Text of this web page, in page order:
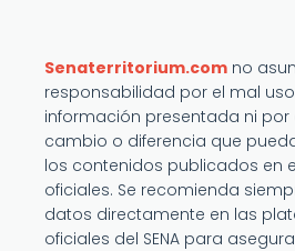
Senaterritorium.com no
responsabilidad por el mal
información presentada ni por
cambio o diferencia que
los contenidos publicados en
oficiales. Se recomienda
datos directamente en las
oficiales del SENA para